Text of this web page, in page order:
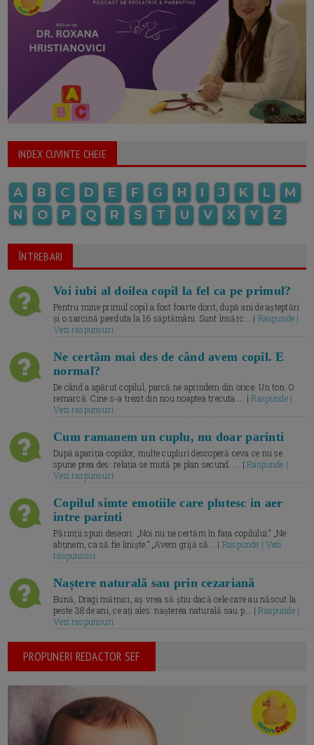
INDEX CUVINTE CHEIE
A B C D E F G H I J K L
M
N
O P Q R S T U V X Y Z
ÎNTREBARI
Voi iubi al doilea copil la fel ca pe primul?
Pentru mine primul copil a fost foarte dorit, după ani de așteptări
și o sarcină pierduta la 16 săptămâni. Sunt însărc... | Raspunde |
Vezi raspunsuri
Ne certăm mai des de când avem copil. E
normal?
De când a apărut copilul, parcă ne aprindem din orice. Un ton. O
remarcă. Cine s-a trezit din nou noaptea trecuta.... |Raspunde |
Vezi raspunsuri
Cum ramanem un cuplu, nu doar parinti
După apariția copiilor, multe cupluri descoperă ceva ce nu se
spune prea des: relația se mută pe plan secund. ... |Raspunde |
Vezi raspunsuri
Copilul simte emotiile care plutesc in aer
intre parinti
Părinții spun deseori: „Noi nu ne certăm în fața copilului.” „Ne
abținem, ca să fie liniște.” „Avem grijă să... | Raspunde | Vezi
raspunsuri
Naștere naturală sau prin cezariană
Bună, Dragi mămici, aș vrea să știu dacă cele care au născut la
peste 38 de ani, ce ați ales: nașterea naturală sau p... |Raspunde |
Vezi raspunsuri
PROPUNERI REDACTOR SEF